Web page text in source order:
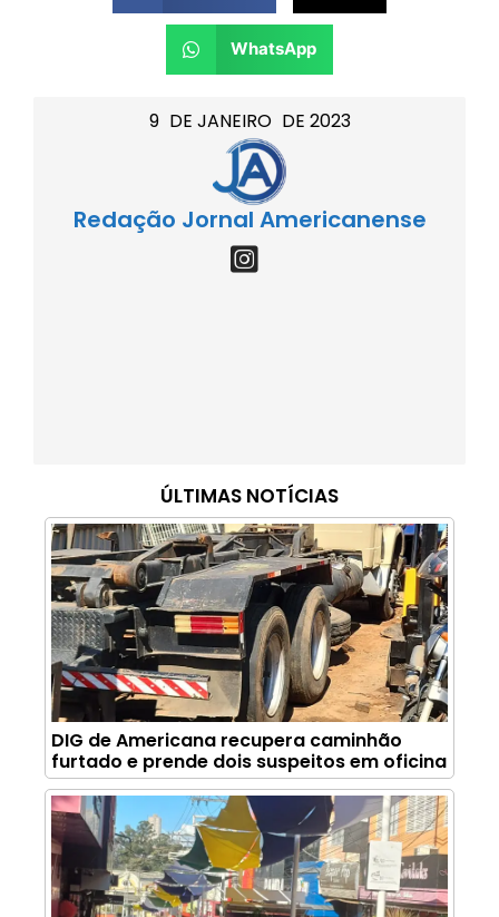
9 DE JANEIRO DE 2023
Redação Jornal Americanense
ÚLTIMAS NOTÍCIAS
DIG de Americana recupera caminhão
furtado e prende dois suspeitos em oficina
WhatsApp